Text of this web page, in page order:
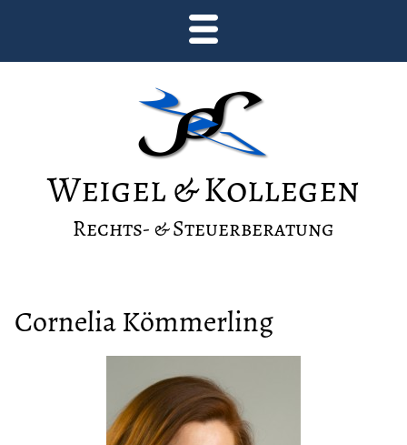
Weigel & Kollegen
Rechts- & Steuerberatung
Cornelia Kömmerling